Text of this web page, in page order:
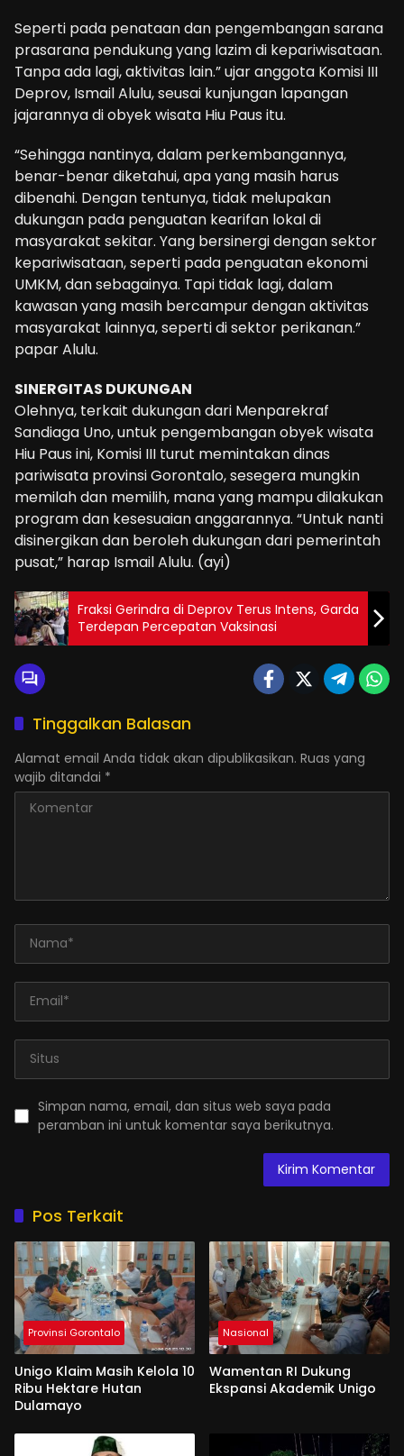
Seperti pada penataan dan pengembangan sarana
prasarana pendukung yang lazim di kepariwisataan.
Tanpa ada lagi, aktivitas lain.” ujar anggota Komisi III
Deprov, Ismail Alulu, seusai kunjungan lapangan
jajarannya di obyek wisata Hiu Paus itu.
“Sehingga nantinya, dalam perkembangannya,
benar-benar diketahui, apa yang masih harus
dibenahi. Dengan tentunya, tidak melupakan
dukungan pada penguatan kearifan lokal di
masyarakat sekitar. Yang bersinergi dengan sektor
kepariwisataan, seperti pada penguatan ekonomi
UMKM, dan sebagainya. Tapi tidak lagi, dalam
kawasan yang masih bercampur dengan aktivitas
masyarakat lainnya, seperti di sektor perikanan.”
papar Alulu.
SINERGITAS DUKUNGAN
Olehnya, terkait dukungan dari Menparekraf
Sandiaga Uno, untuk pengembangan obyek wisata
Hiu Paus ini, Komisi III turut memintakan dinas
pariwisata provinsi Gorontalo, sesegera mungkin
memilah dan memilih, mana yang mampu dilakukan
program dan kesesuaian anggarannya. “Untuk nanti
disinergikan dan beroleh dukungan dari pemerintah
pusat,” harap Ismail Alulu. (ayi)
Fraksi Gerindra di Deprov Terus Intens, Garda
Terdepan Percepatan Vaksinasi
Tinggalkan Balasan
Alamat email Anda tidak akan dipublikasikan. Ruas yang
wajib ditandai *
Simpan nama, email, dan situs web saya pada
peramban ini untuk komentar saya berikutnya.
Pos Terkait
Provinsi Gorontalo
Unigo Klaim Masih Kelola 10
Ribu Hektare Hutan
Dulamayo
Nasional
Wamentan RI Dukung
Ekspansi Akademik Unigo